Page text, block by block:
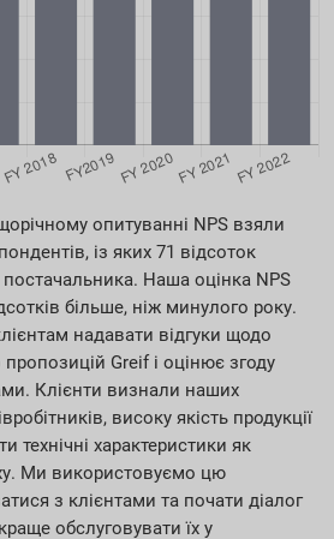
опитуванні NPS взяли
із яких 71 відсоток
Наша оцінка NPS
більше, ніж минулого року.
надавати відгуки щодо
Greif і оцінює згоду
Клієнти визнали наших
високу якість продукції
технічні характеристики як
Ми використовуємо цю
з клієнтами та почати діалог
обслуговувати їх у